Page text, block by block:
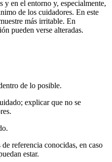
y en el entorno y, especialmente,
de los cuidadores. En este
más irritable. En
pueden verse alteradas.
de lo posible.
explicar que no se
referencia conocidas, en caso
estar.